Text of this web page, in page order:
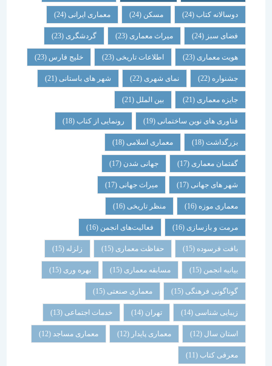
دوسالانه کتاب(24) مسکن (24) معماری ایرانی(24)
فضای سبز(24) میراث معماری (23) گردشگری (23)
هویت معماری (23) اطلاعات تاریخی(23) خلیج فارس(23)
جشنواره(22) نمای شهری(22) شهر های باستانی (21)
جایزه معماری (21) بین الملل(21)
فناوری های نوین ساختمانی(19) رونمایی از کتاب (18)
بزرگداشت (18) معماری اسلامی(18)
گفتمان معماری (17) جهانی شدن(17)
شهر های جهانی(17) میراث جهانی(17)
معماری موزه(16) منظر تاریخی (16)
مرمت و بازسازی(16) فعالیت‌های انجمن(16)
بافت فرسوده (15) حفاظت معماری (15) زلزله
بیانیه انجمن(15) مسابقه معماری (15) بهره وری(15)
گوناگونی فرهنگی (15) معماری صنعتی(15)
زیبایی شناسی (14) تهران خدمات اجتماعی (13)
استان سال(12) معماری پایدار (12) معماری مساجد(12)
معرفی کتاب(11)